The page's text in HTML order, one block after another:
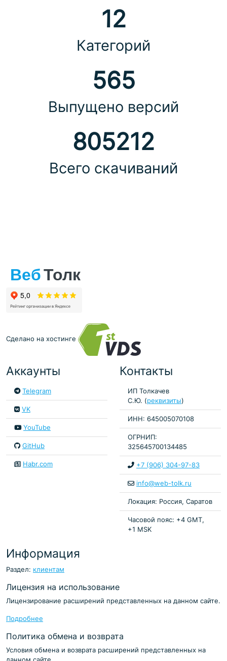
12
Категорий
565
Выпущено версий
805212
Всего скачиваний
Сделано на хостинге
Аккаунты
Telegram
VK
YouTube
GitHub
Habr.com
Контакты
ИП Толкачев
С.Ю. (реквизиты)
ИНН: 645005070108
ОГРНИП:
325645700134485
+7 (906) 304-97-83
info@web-tolk.ru
Локация: Россия, Саратов
Часовой пояс: +4 GMT,
+1 MSK
Информация
Раздел: клиентам
Лицензия на использование
Лицензирование расширений представленных на данном сайте.
Подробнее
Политика обмена и возврата
Условия обмена и возврата расширений представленных на